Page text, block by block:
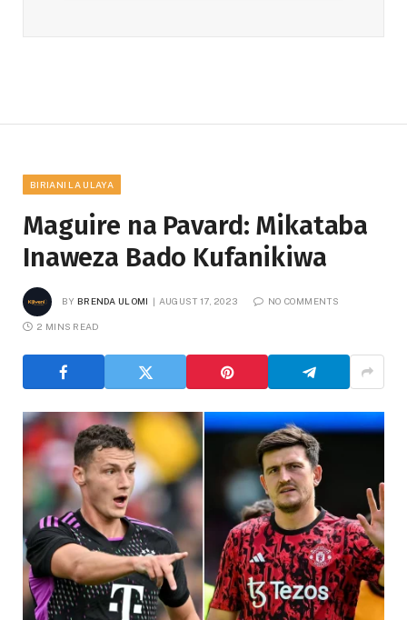
BIRIANI LA ULAYA
Maguire na Pavard: Mikataba
Inaweza Bado Kufanikiwa
BY BRENDA ULOMI AUGUST 17, 2023 NO COMMENTS
2 MINS READ